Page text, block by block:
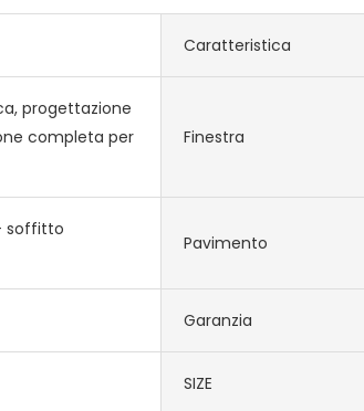
Caratteristica
progettazione
completa per
Finestra
soffitto
Pavimento
Garanzia
SIZE